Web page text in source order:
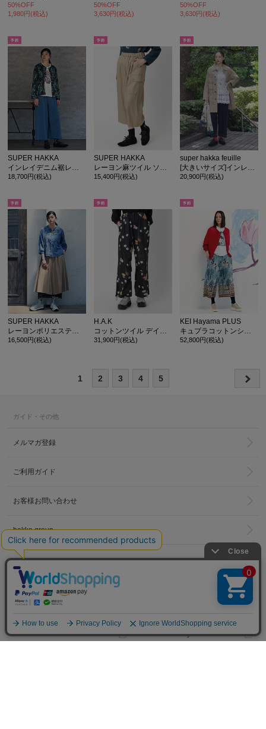
50%OFF
1,980円(税込)
50%OFF
3,630円(税込)
50%OFF
3,630円(税込)
SUPER HAKKA
インレイデニム裾レースストレートパンツ
18,700円(税込)
SUPER HAKKA
レーヨン麻ツイル ソフトタンブラー カーゴストレートパンツ
15,400円(税込)
super hakka feuille
[大きいサイズ]インレイデニム裾レースストレートパンツ
20,900円(税込)
SUPER HAKKA
レーヨンポリエステルオックスフレアボリュームパンツ
16,500円(税込)
H.A.K
コットンツイル デイジー&ダリアプリント ボリュームパンツ
31,900円(税込)
KEI Hayama PLUS
キュプラコットンシワ加工 マグノリアの空プリントワイドパンツ(裏地無し)
52,800円(税込)
1 2 3 4 5
ガイド・その他
メルマガ登録
ご利用ガイド
お客様お問い合わせ
hakka group
LINKS
トータルディレクター
葉山啓子のブログ
Madu BLOG hakka kids story